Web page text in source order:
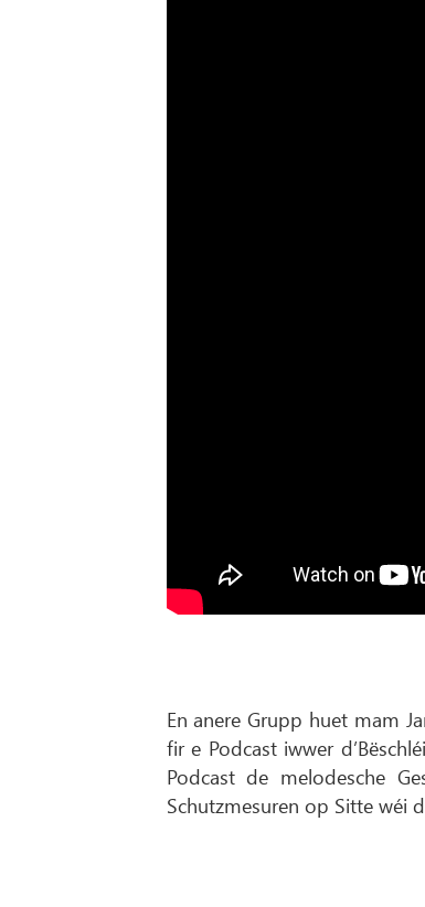
En anere Grupp huet mam
fir e Podcast iwwer
Podcast de melodesche
Schutzmesuren op Sitte wéi